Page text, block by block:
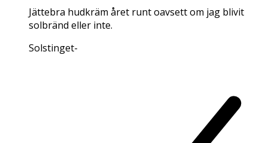
Jättebra hudkräm året runt oavsett om jag blivit
solbränd eller inte.
Solstinget-